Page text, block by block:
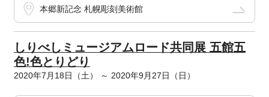
本郷新記念 札幌彫刻美術館
しりべしミュージアムロード共同展 五館五
色!色とりどり
2020年7月18日（土） ～ 2020年9月27日（日）